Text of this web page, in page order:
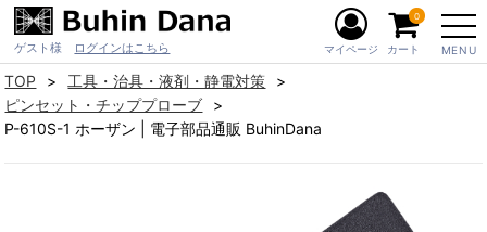
ゲスト様 ログインはこちら MENU
マイページ カート
0
TOP
工具・治具・液剤・静電対策
ピンセット・チッププローブ
P-610S-1 ホーザン | 電子部品通販 BuhinDana